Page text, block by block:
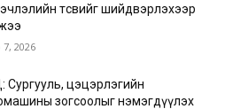
төсвийг шийдвэрлэхээр
7, 2026
Сургууль, цэцэрлэгийн
зогсоолыг нэмэгдүүлэх